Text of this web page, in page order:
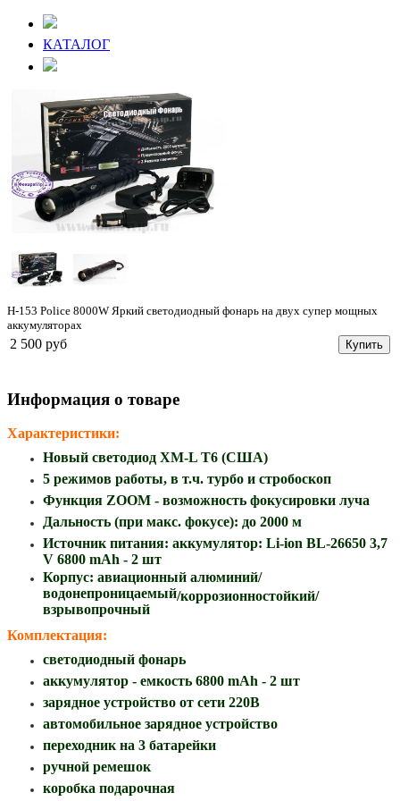
КАТАЛОГ
H-153 Police 8000W Яркий светодиодный фонарь на двух супер мощных
аккумуляторах
2 500 руб Купить
Информация о товаре
Характеристики:
Новый светодиод XM-L T6 (США)
5 режимов работы, в т.ч. турбо и стробоскоп
Функция ZOOM - возможность фокусировки луча
Дальность (при макс. фокусе): до 2000 м
Источник питания: аккумулятор: Li-ion BL-26650 3,7
V 6800 mAh - 2 шт
Корпус: авиационный алюминий/
водонепроницаемый/коррозионностойкий/
взрывопрочный
Комплектация:
светодиодный фонарь
аккумулятор - емкость 6800 mAh - 2 шт
зарядное устройство от сети 220В
автомобильное зарядное устройство
переходник на 3 батарейки
ручной ремешок
коробка подарочная